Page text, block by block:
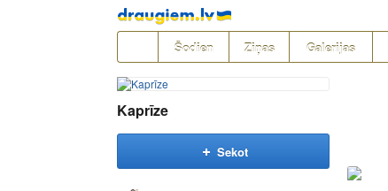
Pāriet
uz
saturu
Šodien Ziņas Galerijas
Kaprīze
Sekot